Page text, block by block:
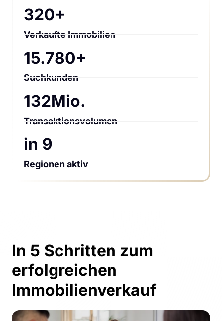
320+
Verkaufte Immobilien
15.780+
Suchkunden
132Mio.
Transaktionsvolumen
in 9
Regionen aktiv
In 5 Schritten zum
erfolgreichen
Immobilienverkauf